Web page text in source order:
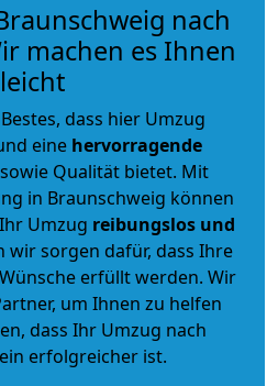
nach
machen es Ihnen
leicht
dass hier Umzug
eine hervorragende
sowie Qualität bietet. Mit
in Braunschweig können
Umzug reibungslos und
sorgen dafür, dass Ihre
erfüllt werden. Wir
um Ihnen zu helfen
dass Ihr Umzug nach
erfolgreicher ist.